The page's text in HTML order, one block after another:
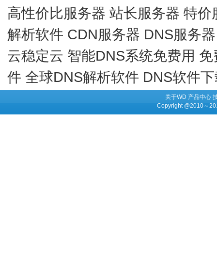
高性价比服务器 站长服务器 特价
解析软件 CDN服务器 DNS服务器
云稳定云 智能DNS系统免费用 免
件 全球DNS解析软件 DNS软件
关于WD 产品中心
Copyright @2010～